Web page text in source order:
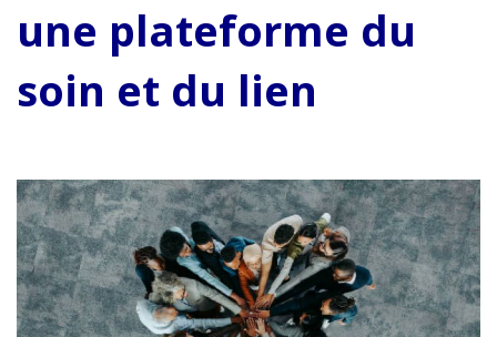
une plateforme du
soin et du lien